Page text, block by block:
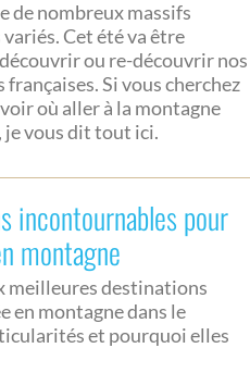
de nombreux massifs
Cet été va être
ou re-découvrir nos
françaises. Si vous cherchez
où aller à la montagne
je vous dit tout ici.
incontournables pour
montagne
meilleures destinations
en montagne dans le
et pourquoi elles